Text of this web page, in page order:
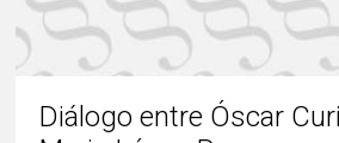
Diálogo entre Óscar